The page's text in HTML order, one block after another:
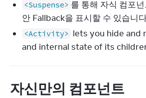
<Suspense> 를 통해 자식 컴포
안 Fallback을 표시할 수 있습니
<Activity> lets you hide and
and internal state of its
자신만의 컴포넌트